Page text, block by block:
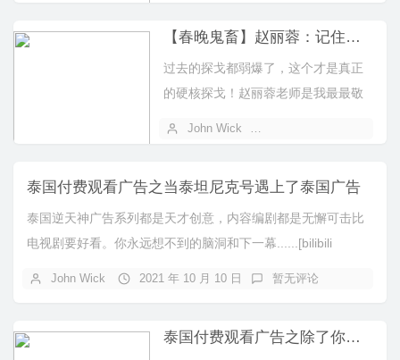
【春晚鬼畜】赵丽蓉：记住咯，这叫硬核——探戈！
过去的探戈都弱爆了，这个才是真正
的硬核探戈！赵丽蓉老师是我最最敬
John Wick
泰国付费观看广告之当泰坦尼克号遇上了泰国广告
泰国逆天神广告系列都是天才创意，内容编剧都是无懈可击比
电视剧要好看。你永远想不到的脑洞和下一幕......[bilibili
John Wick 2021 年 10 月 10 日 暂无评论
泰国付费观看广告之除了你，我不会看其他人